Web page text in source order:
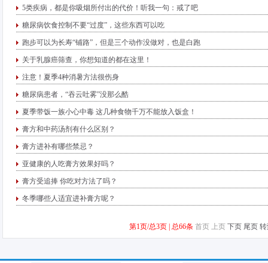
5类疾病，都是你吸烟所付出的代价！听我一句：戒了吧
糖尿病饮食控制不要“过度”，这些东西可以吃
跑步可以为长寿“铺路”，但是三个动作没做对，也是白跑
关于乳腺癌筛查，你想知道的都在这里！
注意！夏季4种消暑方法很伤身
糖尿病患者，“吞云吐雾”没那么酷
夏季带饭一族小心中毒 这几种食物千万不能放入饭盒！
膏方和中药汤剂有什么区别？
膏方进补有哪些禁忌？
亚健康的人吃膏方效果好吗？
膏方受追捧 你吃对方法了吗？
冬季哪些人适宜进补膏方呢？
第1页/总3页 | 总66条 首页 上页 下页 尾页